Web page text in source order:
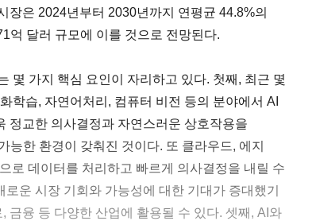
장은 2024년부터 2030년까지 연평균 44.8%의
억 달러 규모에 이를 것으로 전망된다.
몇 가지 핵심 요인이 자리하고 있다. 첫째, 최근 몇
학습, 자연어처리, 컴퓨터 비전 등의 분야에서 AI
정교한 의사결정과 자연스러운 상호작용을
한 환경이 갖춰진 것이다. 또 클라우드, 에지
로 데이터를 처리하고 빠르게 의사결정을 내릴 수
운 시장 기회와 가능성에 대한 기대가 증대했기
금융 등 다양한 산업에 활용될 수 있다. 셋째, AI와